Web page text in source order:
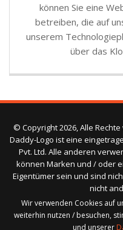
können Sie eine
betreiben, die auf
unserem
über das
© Copyright 2026, Alle
Daddy-Logo ist eine
Pvt. Ltd. Alle anderen
können Marken und / oder
Eigentümer sein und sind
nicht
Wir verwenden Cookies auf
weiterhin nutzen / besuchen,
und unserer